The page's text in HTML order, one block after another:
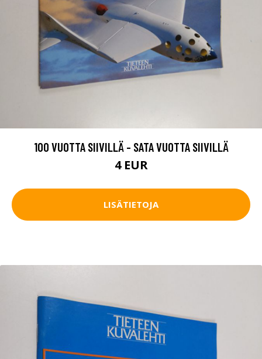
100 VUOTTA SIIVILLÄ - SATA VUOTTA SIIVILLÄ
4 EUR
LISÄTIETOJA